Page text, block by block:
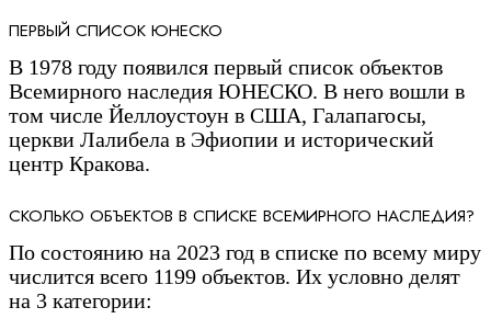
ПЕРВЫЙ СПИСОК ЮНЕСКО
В 1978 году появился первый список объектов
Всемирного наследия ЮНЕСКО. В него вошли в
том числе Йеллоустоун в США, Галапагосы,
церкви Лалибела в Эфиопии и исторический
центр Кракова.
СКОЛЬКО ОБЪЕКТОВ В СПИСКЕ ВСЕМИРНОГО НАСЛЕДИЯ?
По состоянию на 2023 год в списке по всему миру
числится всего 1199 объектов. Их условно делят
на 3 категории: